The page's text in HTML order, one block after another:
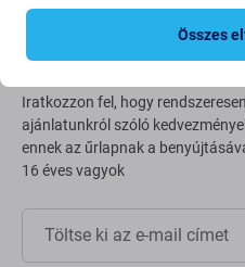
Newsletter Fix
Iratkozzon fel, hogy
ajánlatunkról szóló
ennek az űrlapnak a
16 éves vagyok
Összes